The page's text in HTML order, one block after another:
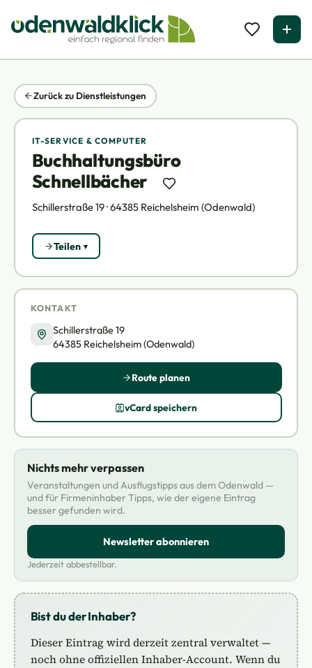
Zurück zu Dienstleistungen
IT-SERVICE & COMPUTER
Buchhaltungsbüro
Schnellbächer
Schillerstraße 19 · 64385 Reichelsheim (Odenwald)
Teilen
Bist du der Inhaber?
Dieser Eintrag wird derzeit zentral verwaltet —
noch ohne offiziellen Inhaber-Account. Wenn du
KONTAKT
Schillerstraße 19
64385 Reichelsheim (Odenwald)
Route planen
vCard speichern
Nichts mehr verpassen
Veranstaltungen und Ausflugstipps aus dem Odenwald —
und für Firmeninhaber Tipps, wie der eigene Eintrag
besser gefunden wird.
Newsletter abonnieren
Jederzeit abbestellbar.